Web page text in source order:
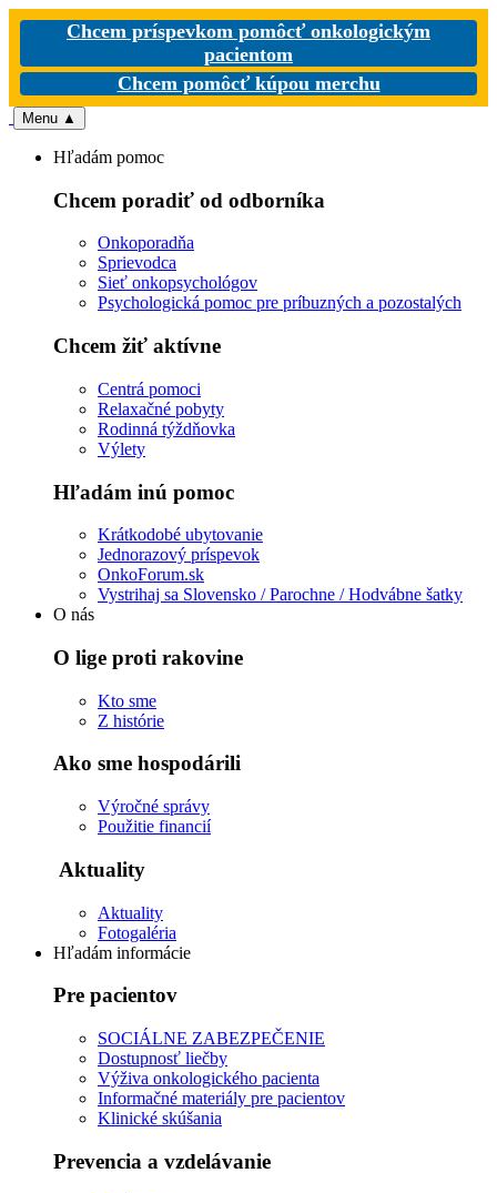
Chcem príspevkom pomôcť onkologickým
pacientom
Chcem pomôcť kúpou merchu
Menu ▲
Hľadám pomoc
Chcem poradiť od odborníka
Onkoporadňa
Sprievodca
Sieť onkopsychológov
Psychologická pomoc pre príbuzných a pozostalých
Chcem žiť aktívne
Centrá pomoci
Relaxačné pobyty
Rodinná týždňovka
Výlety
Hľadám inú pomoc
Krátkodobé ubytovanie
Jednorazový príspevok
OnkoForum.sk
Vystrihaj sa Slovensko / Parochne / Hodvábne šatky
O nás
O lige proti rakovine
Kto sme
Z histórie
Ako sme hospodárili
Výročné správy
Použitie financií
Aktuality
Aktuality
Fotogaléria
Hľadám informácie
Pre pacientov
SOCIÁLNE ZABEZPEČENIE
Dostupnosť liečby
Výživa onkologického pacienta
Informačné materiály pre pacientov
Klinické skúšania
Prevencia a vzdelávanie